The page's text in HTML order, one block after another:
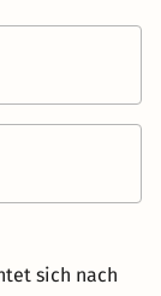
sich nach